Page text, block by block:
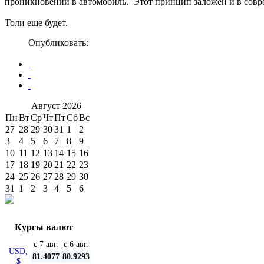
Толи еще будет.
Опубликовать:
Август 2026
ПнВтСрЧтПтСбВс
27 28 29 3031 1
2
3
4 5 6 7 8
9
10 11 12 13 14 15 16
17 18 19 20 21 22 23
24 25 26 27 28 29 30
31
1 2 3 4 5 6
Курсы валют
USD,
$
с 7 авг.
с 6 авг.
81.4077 80.9293